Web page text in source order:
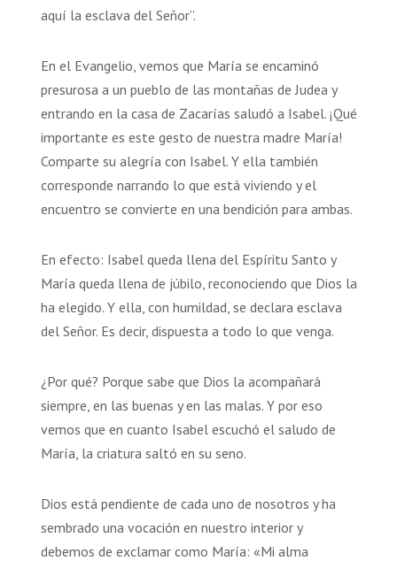
aquí la esclava del Señor”.
En el Evangelio, vemos que María se encaminó
presurosa a un pueblo de las montañas de Judea y
entrando en la casa de Zacarías saludó a Isabel. ¡Qué
importante es este gesto de nuestra madre María!
Comparte su alegría con Isabel. Y ella también
corresponde narrando lo que está viviendo y el
encuentro se convierte en una bendición para ambas.
En efecto: Isabel queda llena del Espíritu Santo y
María queda llena de júbilo, reconociendo que Dios la
ha elegido. Y ella, con humildad, se declara esclava
del Señor. Es decir, dispuesta a todo lo que venga.
¿Por qué? Porque sabe que Dios la acompañará
siempre, en las buenas y en las malas. Y por eso
vemos que en cuanto Isabel escuchó el saludo de
María, la criatura saltó en su seno.
Dios está pendiente de cada uno de nosotros y ha
sembrado una vocación en nuestro interior y
debemos de exclamar como María: «Mi alma